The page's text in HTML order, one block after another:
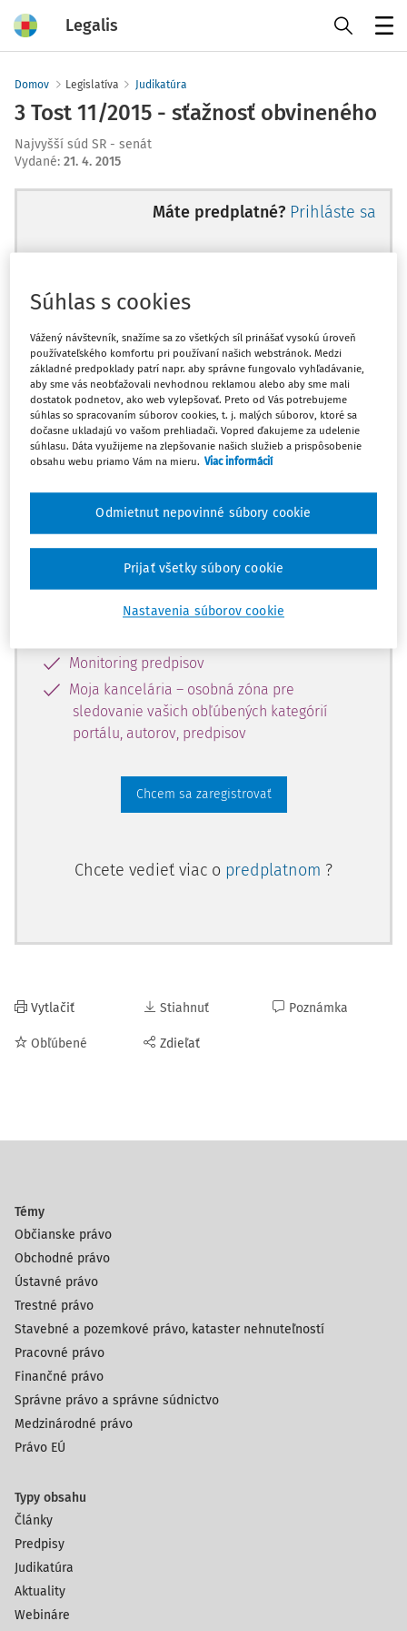
Legalis
Domov Legislatíva Judikatúra
3 Tost 11/2015 - sťažnosť obvineného
Najvyšší súd SR - senát
Vydané: 21. 4. 2015
Máte predplatné? Prihláste sa
Ups, zatiaľ ste si prečítali len
začiatok...
Celý odborný obsah z tejto oblasti je
dostupný predplatiteľom portálu.
obsahu a získajte prístup na 10 dní
zdarma, stačí sa len zaregistrovať.
Vďaka registrácii získate prístup aj k
vybranému obsahu:
Monitoring predpisov
Moja kancelária – osobná zóna pre
sledovanie vašich obľúbených kategórií
portálu, autorov, predpisov
Chcem sa zaregistrovať
Chcete vedieť viac o predplatnom ?
Vytlačiť
Obľúbené
Stiahnuť
Zdieľať
Poznámka
Témy
Občianske právo
Obchodné právo
Ústavné právo
Trestné právo
Stavebné a pozemkové právo, kataster nehnuteľností
Pracovné právo
Finančné právo
Správne právo a správne súdnictvo
Medzinárodné právo
Právo EÚ
Typy obsahu
Články
Predpisy
Judikatúra
Aktuality
Webináre
Súhlas s cookies
Vážený návštevník, snažíme sa zo všetkých síl prinášať vysokú úroveň
používateľského komfortu pri používaní našich webstránok. Medzi
základné predpoklady patrí napr. aby správne fungovalo vyhľadávanie,
aby sme vás neobťažovali nevhodnou reklamou alebo aby sme mali
dostatok podnetov, ako web vylepšovať. Preto od Vás potrebujeme
súhlas so spracovaním súborov cookies, t. j. malých súborov, ktoré sa
dočasne ukladajú vo vašom prehliadači. Vopred ďakujeme za udelenie
súhlasu. Dáta využijeme na zlepšovanie našich služieb a prispôsobenie
obsahu webu priamo Vám na mieru. Viac informácií
Nastavenia súborov cookie
Odmietnut nepovinné súbory cookie
Prijať všetky súbory cookie